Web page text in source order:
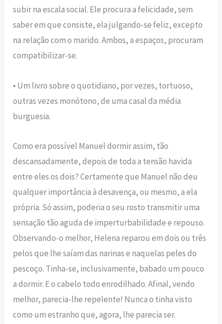
subir na escala social. Ele procura a felicidade, sem
saber em que consiste, ela julgando-se feliz, excepto
na relação com o marido. Ambos, a espaços, procuram
compatibilizar-se.
• Um livro sobre o quotidiano, por vezes, tortuoso,
outras vezes monótono, de uma casal da média
burguesia.
Como era possível Manuel dormir assim, tão
descansadamente, depois de toda a tensão havida
entre eles os dois? Certamente que Manuel não deu
qualquer importância à desavença, ou mesmo, a ela
própria. Só assim, poderia o seu rosto transmitir uma
sensação tão aguda de imperturbabilidade e repouso.
Observando-o melhor, Helena reparou em dois ou três
pelos que lhe saíam das narinas e naquelas peles do
pescoço. Tinha-se, inclusivamente, babado um pouco
a dormir. E o cabelo todo enrodilhado. Afinal, vendo
melhor, parecia-lhe repelente! Nunca o tinha visto
como um estranho que, agora, lhe parecia ser.